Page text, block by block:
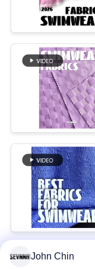
PRIVACY
POLICY
John Chin